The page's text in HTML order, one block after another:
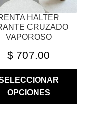
HALTER
CRUZADO
VAPOROSO
$ 707.00
OPCIONES